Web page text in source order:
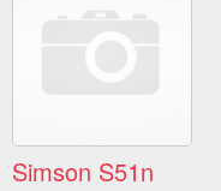
Simson S51n